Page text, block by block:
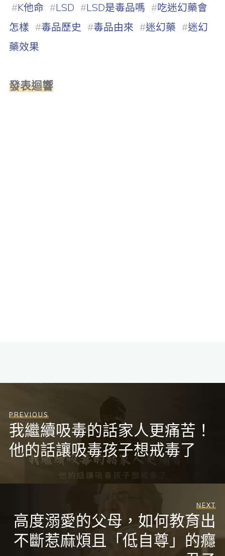
#K他命 #LSD #LSD是毒品嗎 #吃迷幻藥會
怎樣 #毒品歷史 #毒品由來 #迷幻藥 #迷幻
藥效果
發表迴響
PREVIOUS
我繼續吸毒的話家人更痛苦！
他的話讓吸毒孩子想戒毒了
NEXT
高度溺愛的父母，如何教育出
不斷惹麻煩且「低自尊」的癮